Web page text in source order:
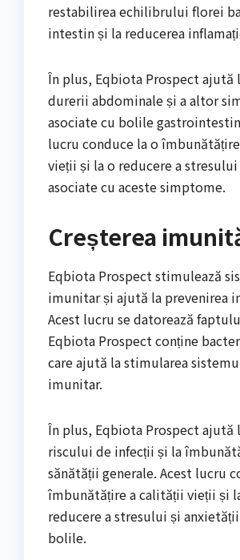
restabilirea echilibrului florei
intestin și la reducerea
În plus, Eqbiota Prospect ajută
durerii abdominale și a altor
asociate cu bolile
lucru conduce la o
vieții și la o reducere a
asociate cu aceste simptome.
Creșterea
Eqbiota Prospect stimulează
imunitar și ajută la prevenirea
Acest lucru se datorează
Eqbiota Prospect conține
care ajută la stimularea
imunitar.
În plus, Eqbiota Prospect ajută
riscului de infecții și la
sănătății generale. Acest lucru
îmbunătățire a calității vieții și
reducere a stresului și
bolile.